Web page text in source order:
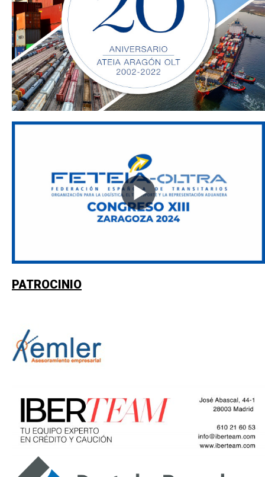
PATROCINIO